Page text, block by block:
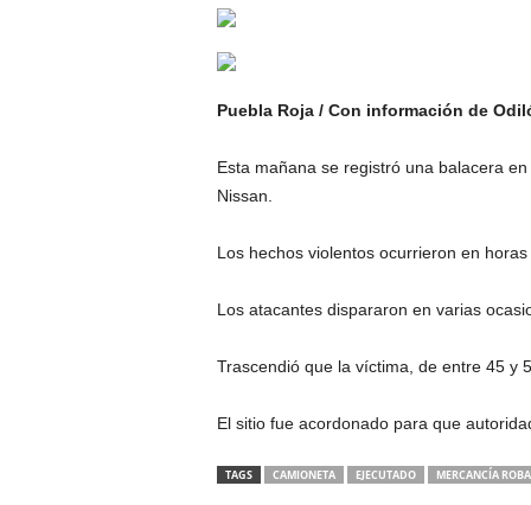
Puebla Roja / Con información de
Esta mañana se registró una balacera
Nissan.
Los hechos violentos ocurrieron en
Los atacantes dispararon en varias
Trascendió que la víctima, de entre 45 y
El sitio fue acordonado para que
TAGS CAMIONETA EJECUTADO MERCANCÍA